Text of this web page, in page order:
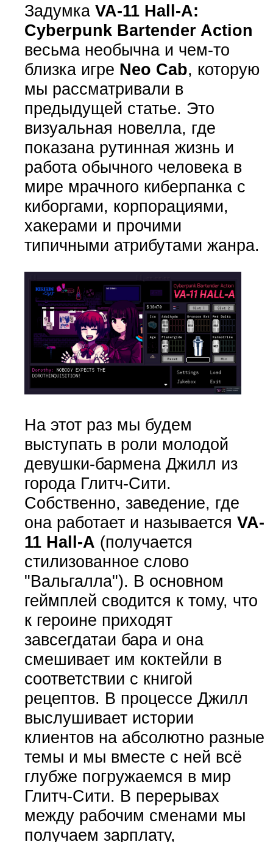
Задумка VA-11 Hall-A:
Cyberpunk Bartender Action
весьма необычна и чем-то
близка игре Neo Cab, которую
мы рассматривали в
предыдущей статье. Это
визуальная новелла, где
показана рутинная жизнь и
работа обычного человека в
мире мрачного киберпанка с
киборгами, корпорациями,
хакерами и прочими
типичными атрибутами жанра.
На этот раз мы будем
выступать в роли молодой
девушки-бармена Джилл из
города Глитч-Сити.
Собственно, заведение, где
она работает и называется VA-
11 Hall-A (получается
стилизованное слово
"Вальгалла"). В основном
геймплей сводится к тому, что
к героине приходят
завсегдатаи бара и она
смешивает им коктейли в
соответствии с книгой
рецептов. В процессе Джилл
выслушивает истории
клиентов на абсолютно разные
темы и мы вместе с ней всё
глубже погружаемся в мир
Глитч-Сити. В перерывах
между рабочим сменами мы
получаем зарплату,